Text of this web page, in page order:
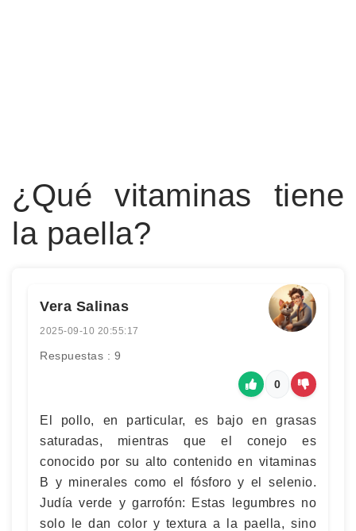
¿Qué vitaminas tiene
la paella?
Vera Salinas
2025-09-10 20:55:17
Respuestas : 9
0
El pollo, en particular, es bajo en grasas
saturadas, mientras que el conejo es
conocido por su alto contenido en vitaminas
B y minerales como el fósforo y el selenio.
Judía verde y garrofón: Estas legumbres no
solo le dan color y textura a la paella, sino